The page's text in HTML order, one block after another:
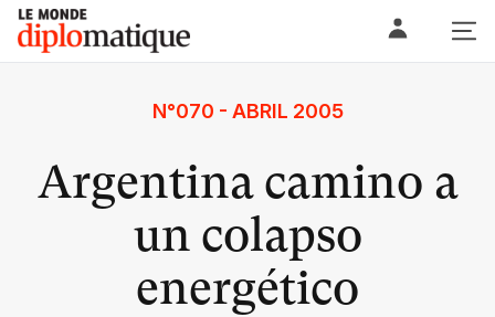
Skip
content
Le monde diplomatique
N°070 - ABRIL 2005
Argentina camino a
un colapso
energético